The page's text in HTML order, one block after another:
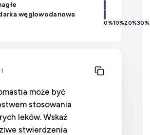
węglowodanowa
0%10%20%30%
może być
stosowania
leków. Wskaż
stwierdzenia